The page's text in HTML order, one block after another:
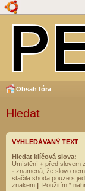
Obsah fóra
Hledat
VYHLEDÁVANÝ TEXT
Hledat klíčová slova:
Umístění + před slovem
- znamená, že slovo
stačila shoda pouze s
znakem | . Použitím *